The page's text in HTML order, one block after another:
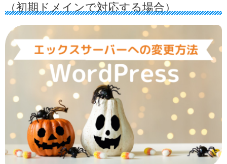
（初期ドメインで対応する場合）